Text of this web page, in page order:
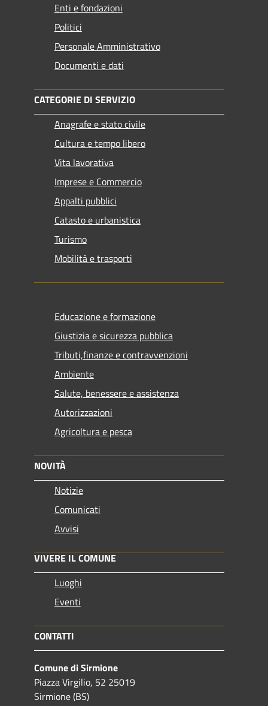
Enti e fondazioni
Politici
Personale Amministrativo
Documenti e dati
CATEGORIE DI SERVIZIO
Anagrafe e stato civile
Cultura e tempo libero
Vita lavorativa
Imprese e Commercio
Appalti pubblici
Catasto e urbanistica
Turismo
Mobilità e trasporti
Educazione e formazione
Giustizia e sicurezza pubblica
Tributi,finanze e contravvenzioni
Ambiente
Salute, benessere e assistenza
Autorizzazioni
Agricoltura e pesca
NOVITÀ
Notizie
Comunicati
Avvisi
VIVERE IL COMUNE
Luoghi
Eventi
CONTATTI
Comune di Sirmione
Piazza Virgilio, 52 25019
Sirmione (BS)